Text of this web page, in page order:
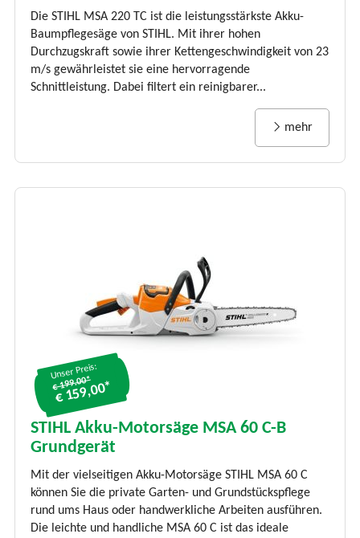
Die STIHL MSA 220 TC ist die leistungsstärkste Akku-
Baumpflegesäge von STIHL. Mit ihrer hohen
Durchzugskraft sowie ihrer Kettengeschwindigkeit von 23
m/s gewährleistet sie eine hervorragende
Schnittleistung. Dabei filtert ein reinigbarer...
mehr
Unser Preis:
€ 199.00*
€ 159,00*
STIHL Akku-Motorsäge MSA 60 C-B
Grundgerät
Mit der vielseitigen Akku-Motorsäge STIHL MSA 60 C
können Sie die private Garten- und Grundstückspflege
rund ums Haus oder handwerkliche Arbeiten ausführen.
Die leichte und handliche MSA 60 C ist das ideale